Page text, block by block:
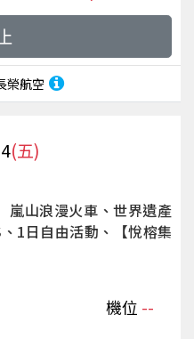
榮航空
(五)
嵐山浪漫火車、世界遺產
1日自由活動、【悅榕集
機位 --